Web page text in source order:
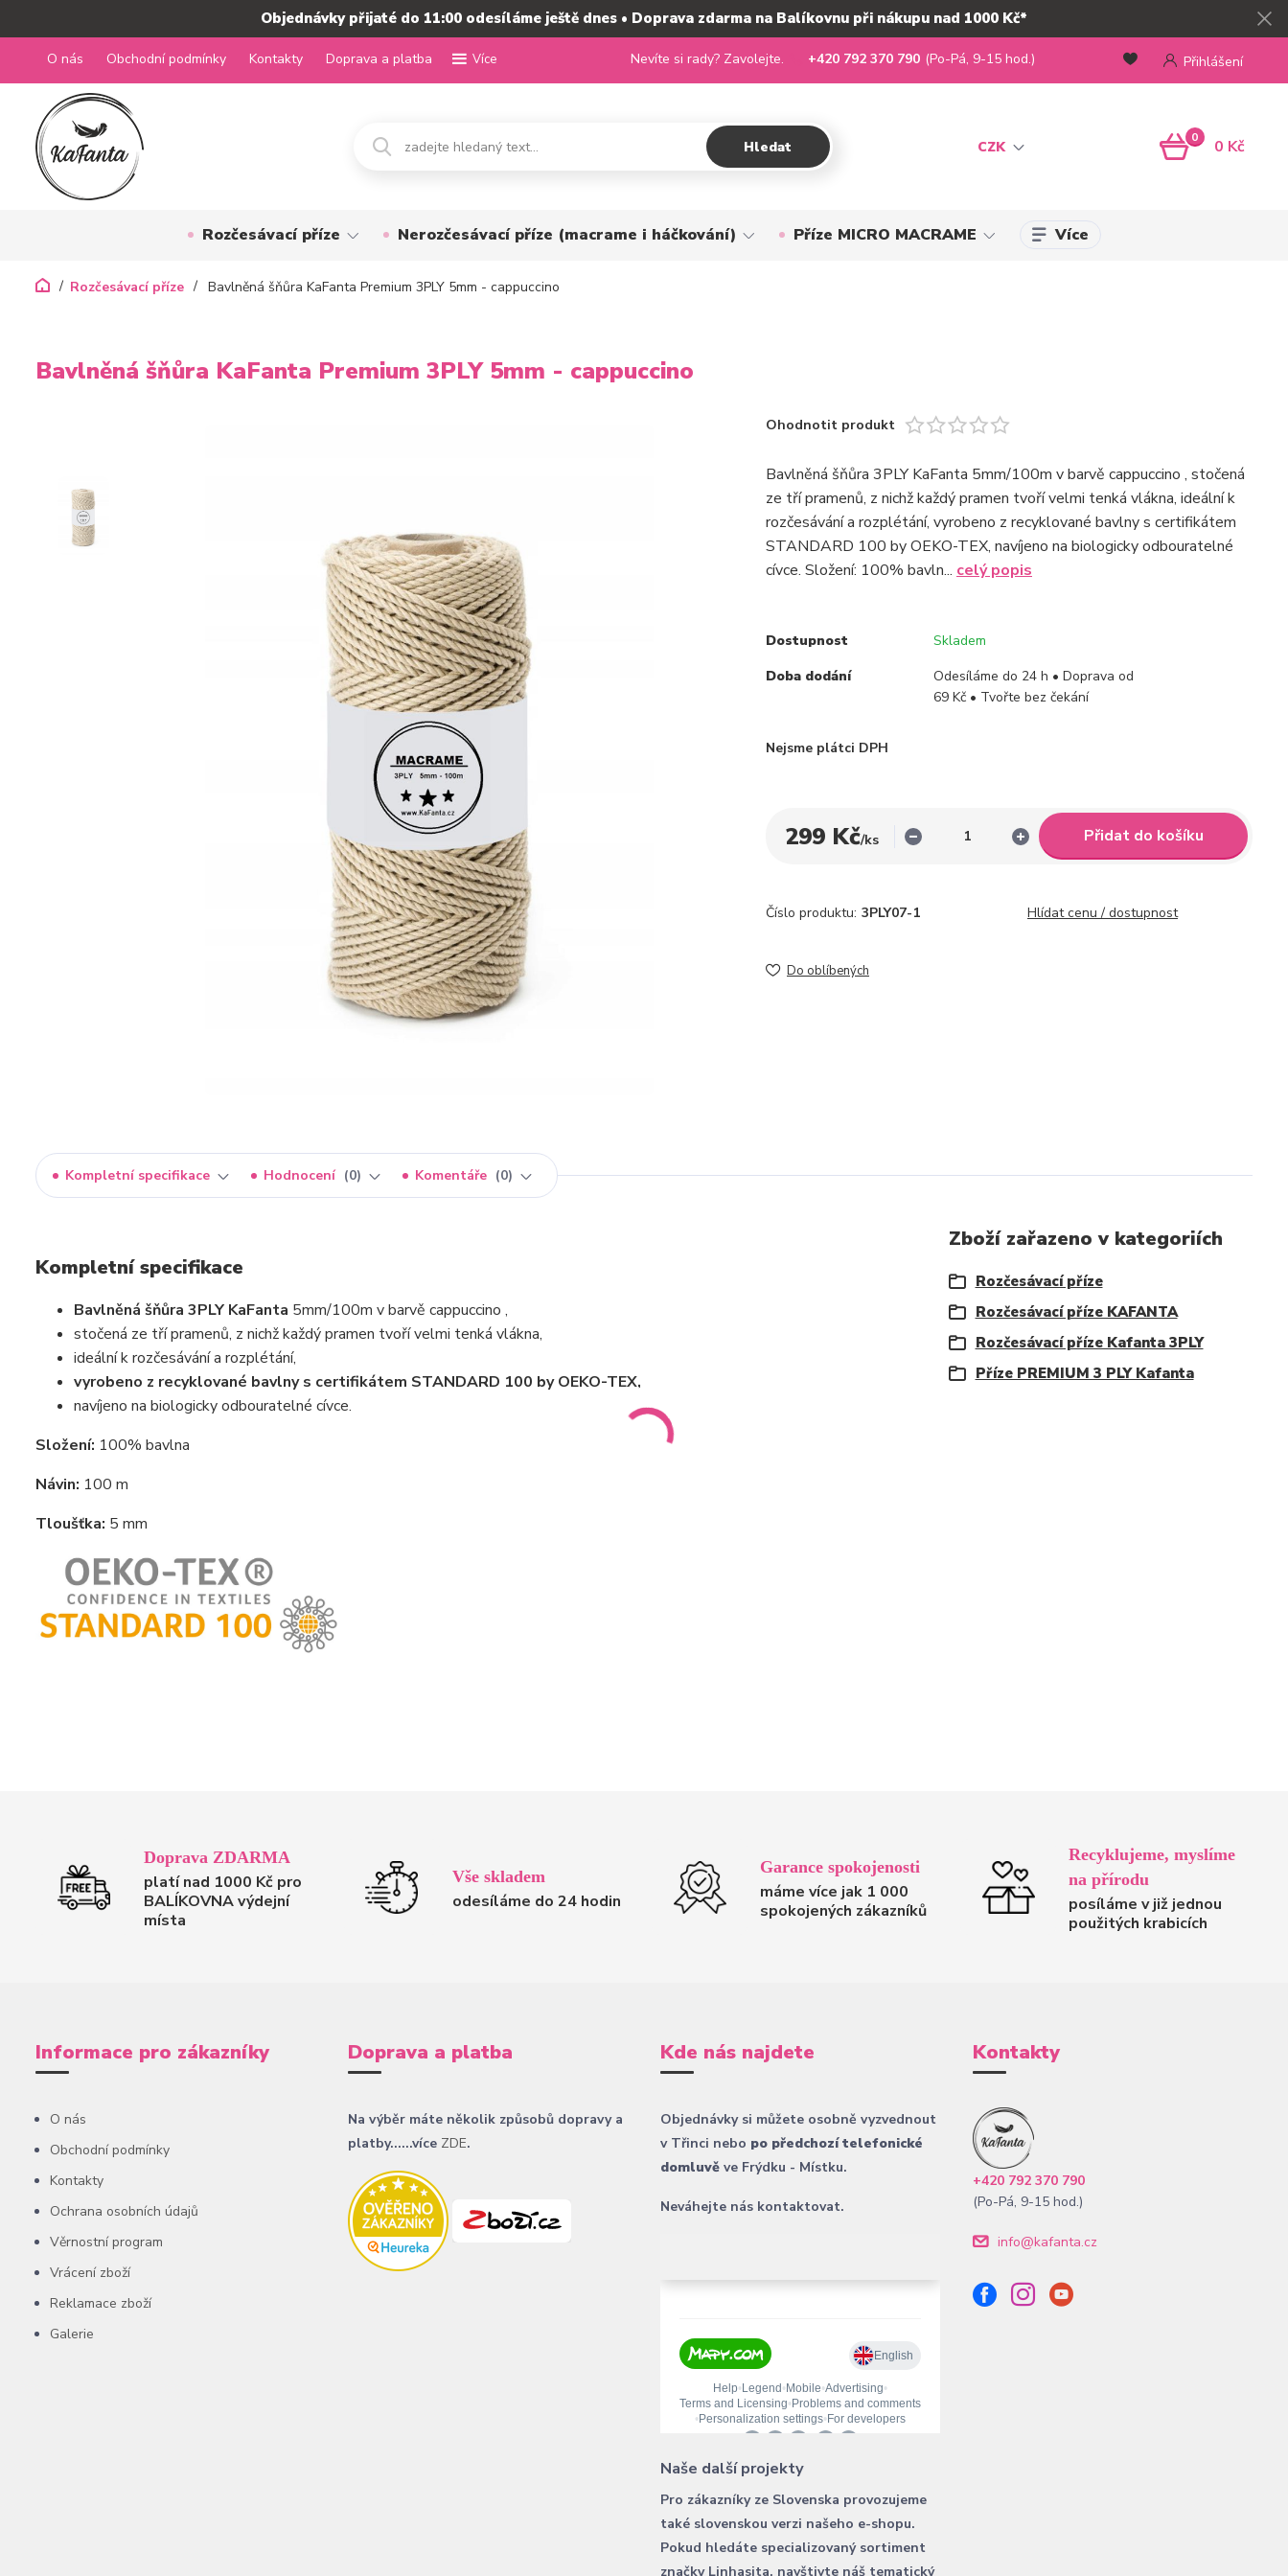
Objednávky přijaté do 11:00 odesíláme ještě dnes • Doprava zdarma na Balíkovnu při nákupu nad 1000 Kč*
O nás Obchodní podmínky Kontakty Doprava a platba Více
CZK
Přihlášení
Hledat
Nevíte si rady? Zavolejte. +420 792 370 790 (Po-Pá, 9-15 hod.)
0 0 Kč
Rozčesávací příze Nerozčesávací příze (macrame i háčkování) Příze MICRO MACRAME Více
Rozčesávací příze Bavlněná šňůra KaFanta Premium 3PLY 5mm - cappuccino
Bavlněná šňůra KaFanta Premium 3PLY 5mm - cappuccino
Ohodnotit produkt
Bavlněná šňůra 3PLY KaFanta 5mm/100m v barvě cappuccino , stočená
ze tří pramenů, z nichž každý pramen tvoří velmi tenká vlákna, ideální k
rozčesávání a rozplétání, vyrobeno z recyklované bavlny s certifikátem
STANDARD 100 by OEKO-TEX, navíjeno na biologicky odbouratelné
cívce. Složení: 100% bavln... celý popis
Dostupnost
Skladem
Doba dodání
Odesíláme do 24 h • Doprava od
69 Kč • Tvořte bez čekání
Nejsme plátci DPH
299 Kč/ks Přidat do košíku
Číslo produktu: 3PLY07-1 Hlídat cenu / dostupnost
Do oblíbených
Kompletní specifikace Hodnocení 0 Komentáře 0
Kompletní specifikace
Bavlněná šňůra 3PLY KaFanta 5mm/100m v barvě cappuccino ,
stočená ze tří pramenů, z nichž každý pramen tvoří velmi tenká vlákna,
ideální k rozčesávání a rozplétání,
vyrobeno z recyklované bavlny s certifikátem STANDARD 100 by OEKO-TEX,
navíjeno na biologicky odbouratelné cívce.
Složení: 100% bavlna
Návin: 100 m
Tloušťka: 5 mm
Zboží zařazeno v kategoriích
Rozčesávací příze
Rozčesávací příze KAFANTA
Rozčesávací příze Kafanta 3PLY
Příze PREMIUM 3 PLY Kafanta
Doprava ZDARMA
platí nad 1000 Kč pro
BALÍKOVNA výdejní
místa
Vše skladem
odesíláme do 24 hodin
Garance spokojenosti
máme více jak 1 000
spokojených zákazníků
Recyklujeme, myslíme
na přírodu
posíláme v již jednou
použitých krabicích
Informace pro zákazníky
O nás
Obchodní podmínky
Kontakty
Ochrana osobních údajů
Věrnostní program
Vrácení zboží
Reklamace zboží
Galerie
Doprava a platba
Na výběr máte několik způsobů dopravy a
platby......více ZDE.
Kde nás najdete
Objednávky si můžete osobně vyzvednout
v Třinci nebo po předchozí telefonické
domluvě ve Frýdku - Místku.
Neváhejte nás kontaktovat.
Naše další projekty
Pro zákazníky ze Slovenska provozujeme
také slovenskou verzi našeho e-shopu.
Pokud hledáte specializovaný sortiment
značky Linhasita, navštivte náš tematický
Kontakty
+420 792 370 790
(Po-Pá, 9-15 hod.)
info@kafanta.cz